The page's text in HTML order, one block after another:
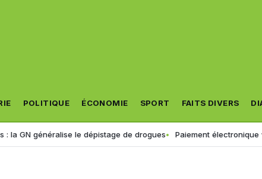
POLITIQUE ÉCONOMIE SPORT FAITS DIVERS
le dépistage de drogues Paiement électronique via «